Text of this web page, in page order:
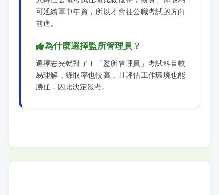
可延續軍中年資，所以才會往公職考試的方向
前進。
為什麼選擇監所管理員？
選擇志光就對了！「監所管理員」考試科目較
易理解，錄取率也較高，且評估工作環境也能
勝任，因此決定報考。